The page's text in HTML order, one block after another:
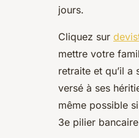
jours.
Cliquez sur
mettre votre
retraite et qu’il
versé à ses
même possible
3e pilier